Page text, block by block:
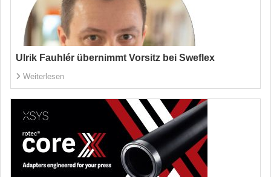
Ulrik Fauhlér übernimmt Vorsitz bei Sweflex
Weiterlesen